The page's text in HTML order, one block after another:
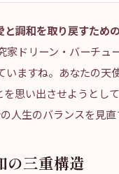
調和を取り戻すため
ドリーン・バーチュ
ますね。あなたの天
思い出させようとし
人生のバランスを見直
の三重構造